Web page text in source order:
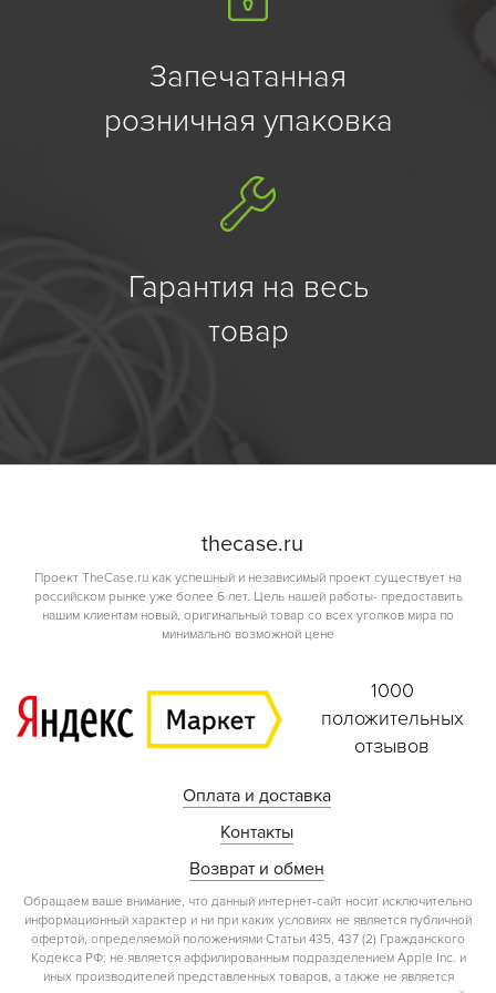
Запечатанная
розничная упаковка
Гарантия на весь
товар
thecase.ru
Проект TheCase.ru как успешный и независимый проект существует на
российском рынке уже более 6 лет. Цель нашей работы- предоставить
нашим клиентам новый, оригинальный товар со всех уголков мира по
минимально возможной цене
1000
положительных
отзывов
Оплата и доставка
Контакты
Возврат и обмен
Обращаем ваше внимание, что данный интернет-сайт носит исключительно
информационный характер и ни при каких условиях не является публичной
офертой, определяемой положениями Статьи 435, 437 (2) Гражданского
Кодекса РФ; не является аффилированным подразделением Apple Inc. и
иных производителей представленных товаров, а также не является